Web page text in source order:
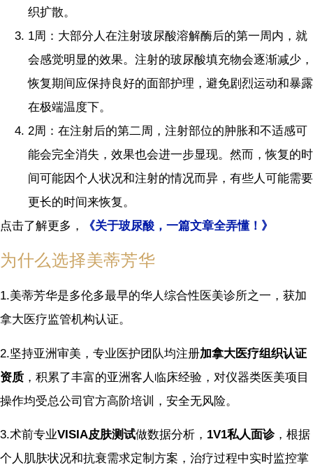
织扩散。
1周：大部分人在注射玻尿酸溶解酶后的第一周内，就
会感觉明显的效果。注射的玻尿酸填充物会逐渐减少，
恢复期间应保持良好的面部护理，避免剧烈运动和暴露
在极端温度下。
2周：在注射后的第二周，注射部位的肿胀和不适感可
能会完全消失，效果也会进一步显现。然而，恢复的时
间可能因个人状况和注射的情况而异，有些人可能需要
更长的时间来恢复。
点击了解更多，
《关于玻尿酸，一篇文章全弄懂！》
为什么选择美蒂芳华
1.美蒂芳华是多伦多最早的华人综合性医美诊所之一，获加
拿大医疗监管机构认证。
2.坚持亚洲审美，专业医护团队均注册加拿大医疗组织认证
资质 ，积累了丰富的亚洲客人临床经验，对仪器类医美项目
操作均受总公司官方高阶培训，安全无风险。
3.术前专业VISIA皮肤测试做数据分析， 1V1私人面诊，根据
个人肌肤状况和抗衰需求定制方案，治疗过程中实时监控掌